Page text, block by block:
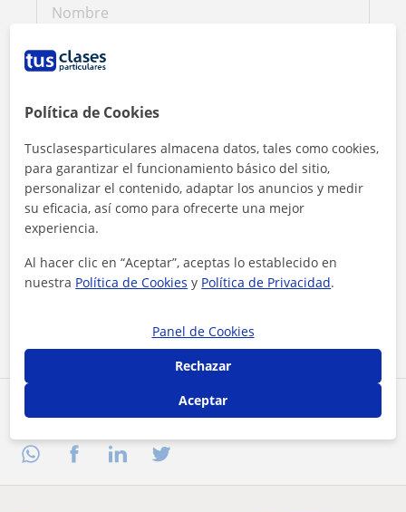
Comparte a este profesor
Al hacer clic, aceptas nuestroaviso legaly deprivacidad
Política de Cookies
Tusclasesparticulares almacena datos, tales como cookies,
para garantizar el funcionamiento básico del sitio,
personalizar el contenido, adaptar los anuncios y medir
su eficacia, así como para ofrecerte una mejor
experiencia.
Al hacer clic en “Aceptar”, aceptas lo establecido en
nuestra Política de Cookies y Política de Privacidad.
Panel de Cookies
Rechazar
Aceptar